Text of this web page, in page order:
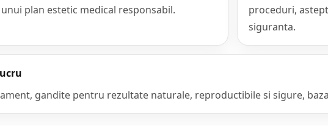
plan estetic medical responsabil.
proceduri,
siguranta.
gandite pentru rezultate naturale, reproductibile si sigure,